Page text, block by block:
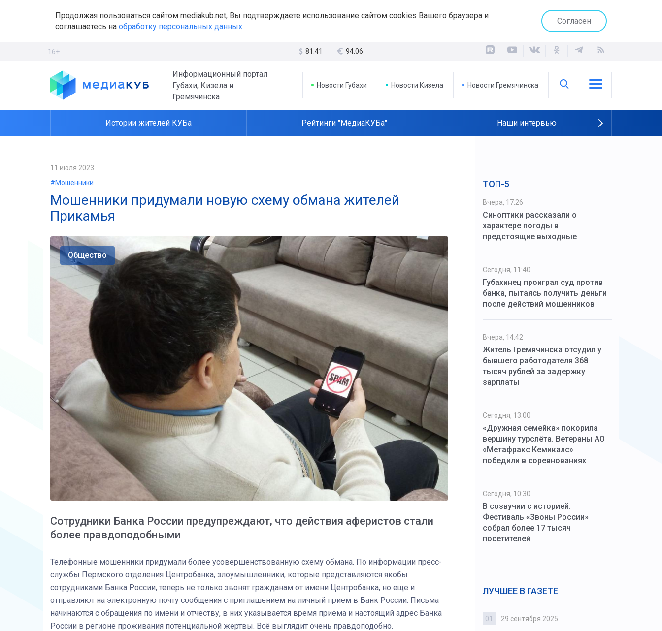
Продолжая пользоваться сайтом mediakub.net, Вы подтверждаете использование сайтом cookies Вашего браузера и
соглашаетесь на обработку персональных данных
Согласен
16+ 81.41 94.06
Информационный портал
Губахи, Кизела и
Гремячинска
Новости Губахи Новости Кизела Новости Гремячинска
Истории жителей КУБа Рейтинги "МедиаКУБа" Наши интервью
11 июля 2023
#Мошенники
Мошенники придумали новую схему обмана жителей
Прикамья
Общество
Сотрудники Банка России предупреждают, что действия аферистов стали
более правдоподобными
Телефонные мошенники придумали более усовершенствованную схему обмана. По информации пресс-
службы Пермского отделения Центробанка, злоумышленники, которые представляются якобы
сотрудниками Банка России, теперь не только звонят гражданам от имени Центробанка, но еще и
отправляют на электронную почту сообщения с приглашением на личный прием в Банк России. Письма
начинаются с обращения по имени и отчеству, в них указывается время приема и настоящий адрес Банка
России в регионе проживания потенциальной жертвы. Всё выглядит очень правдоподобно.
ТОП-5
Вчера, 17:26
Синоптики рассказали о
характере погоды в
предстоящие выходные
Сегодня, 11:40
Губахинец проиграл суд против
банка, пытаясь получить деньги
после действий мошенников
Вчера, 14:42
Житель Гремячинска отсудил у
бывшего работодателя 368
тысяч рублей за задержку
зарплаты
Сегодня, 13:00
«Дружная семейка» покорила
вершину турслёта. Ветераны АО
«Метафракс Кемикалс»
победили в соревнованиях
Сегодня, 10:30
В созвучии с историей.
Фестиваль «Звоны России»
собрал более 17 тысяч
посетителей
ЛУЧШЕЕ В ГАЗЕТЕ
03 4 октября 2025 01 29 сентября 2025